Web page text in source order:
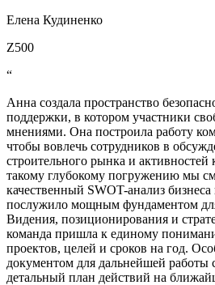
Елена Кудиненко
Z500
“
Анна создала пространство
поддержки, в котором участники
мнениями. Она построила работу
чтобы вовлечь сотрудников в
строительного рынка и активностей
такому глубокому погружению мы
качественный SWOT-анализ
послужило мощным фундаментом
Видения, позиционирования и
команда пришла к единому
проектов, целей и сроков на год.
документом для дальнейшей работы
детальный план действий на